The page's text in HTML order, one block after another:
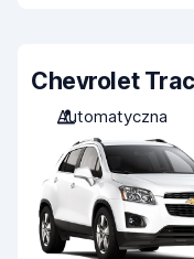
Chevrolet
Automatyczna